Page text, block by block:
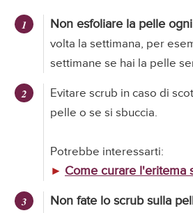
Non esfoliare la pelle
volta la settimana, per
settimane se hai la pelle
Evitare scrub in caso di
pelle o se si sbuccia.
Potrebbe interessarti:
► Come curare l'eritema
Non fate lo scrub sulla